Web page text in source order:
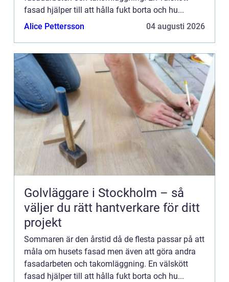
fasad hjälper till att hålla fukt borta och hu...
Alice Pettersson
04 augusti 2026
Golvläggare i Stockholm – så
väljer du rätt hantverkare för ditt
projekt
Sommaren är den årstid då de flesta passar på att
måla om husets fasad men även att göra andra
fasadarbeten och takomläggning. En välskött
fasad hjälper till att hålla fukt borta och hu...